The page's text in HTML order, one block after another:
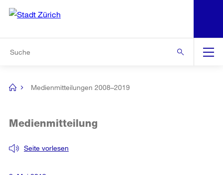
Navigation
[no
Medienmitteilungen 2008–2019
Seite vorlesen
Medienmitteilung